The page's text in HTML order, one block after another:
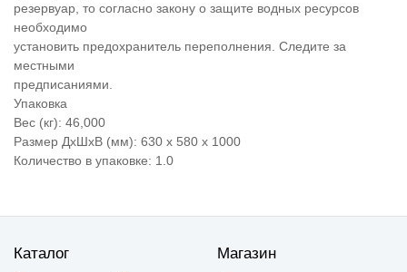
резервуар, то согласно закону о защите водных ресурсов
необходимо
установить предохранитель переполнения. Следите за
местными
предписаниями.
Упаковка
Вес (кг): 46,000
Размер ДхШхВ (мм): 630 x 580 x 1000
Количество в упаковке: 1.0
Каталог Магазин